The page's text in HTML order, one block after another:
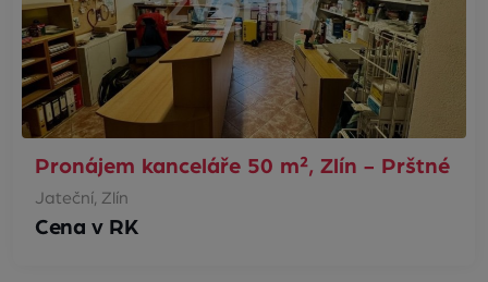
Pronájem kanceláře 50 m², Zlín - Prštné
Jateční, Zlín
Cena v RK